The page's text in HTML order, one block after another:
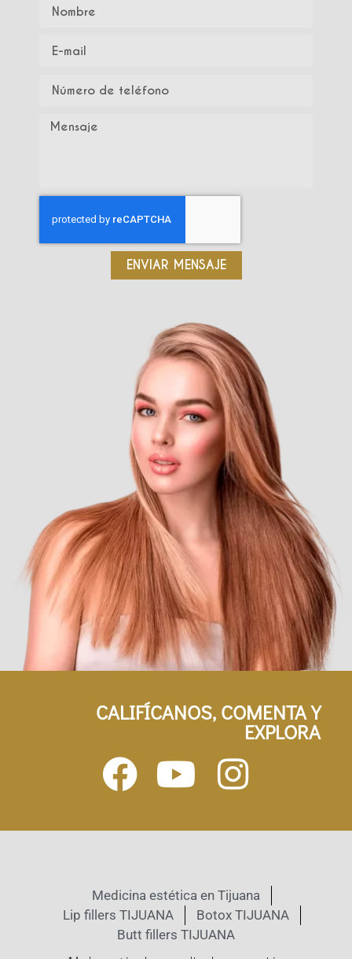
ENVIAR MENSAJE
CALIFÍCANOS, COMENTA Y
EXPLORA
Medicina estética en Tijuana
Lip fillers TIJUANA
Botox TIJUANA
Butt fillers TIJUANA